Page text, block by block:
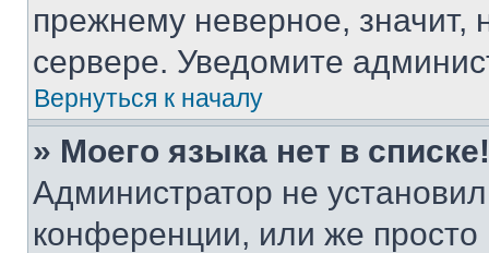
прежнему неверное, значит,
сервере. Уведомите
Вернуться к началу
» Моего языка нет в списке!
Администратор не
конференции, или же